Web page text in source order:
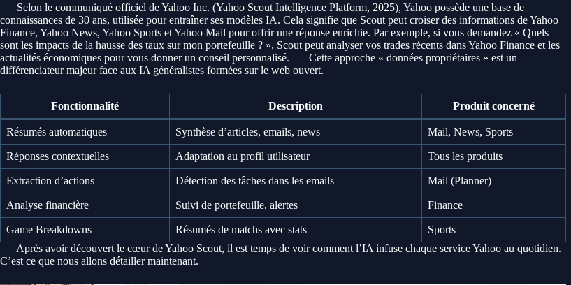
Selon le communiqué officiel de Yahoo Inc. (Yahoo Scout Intelligence Platform, 2025), Yahoo possède une base de
connaissances de 30 ans, utilisée pour entraîner ses modèles IA. Cela signifie que Scout peut croiser des informations de Yahoo
Finance, Yahoo News, Yahoo Sports et Yahoo Mail pour offrir une réponse enrichie. Par exemple, si vous demandez « Quels
sont les impacts de la hausse des taux sur mon portefeuille ? », Scout peut analyser vos trades récents dans Yahoo Finance et les
actualités économiques pour vous donner un conseil personnalisé.
Cette approche « données propriétaires » est un
différenciateur majeur face aux IA généralistes formées sur le web ouvert.
Fonctionnalité Description Produit concerné
Résumés automatiques Synthèse d’articles, emails, news Mail, News, Sports
Réponses contextuelles Adaptation au profil utilisateur Tous les produits
Extraction d’actions Détection des tâches dans les emails Mail (Planner)
Analyse financière Suivi de portefeuille, alertes Finance
Game Breakdowns Résumés de matchs avec stats
Sports
Après avoir découvert le cœur de Yahoo Scout, il est temps de voir comment l’IA infuse chaque service Yahoo au quotidien.
C’est ce que nous allons détailler maintenant.